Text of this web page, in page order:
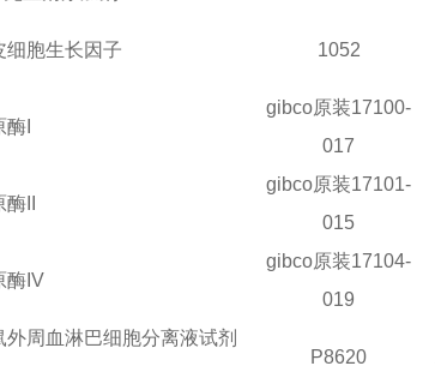
细胞生长因子 1052
酶I
gibco原装17100-
017
II
gibco原装17101-
015
酶IV
gibco原装17104-
019
外周血淋巴细胞分离液试剂
P8620